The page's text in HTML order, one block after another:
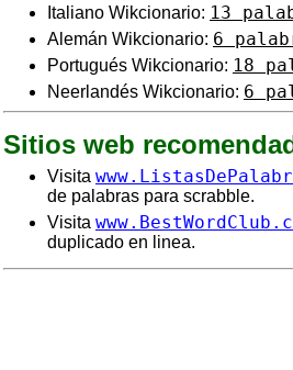
Italiano Wikcionario: 13
Alemán Wikcionario: 6
Portugués Wikcionario: 18
Neerlandés Wikcionario: 6
Sitios web
Visita
de palabras para scrabble.
Visita
duplicado en linea.